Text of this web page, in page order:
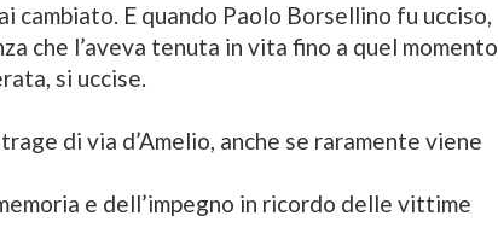
cambiato. E quando Paolo Borsellino fu ucciso,
che l’aveva tenuta in vita fino a quel momento
si uccise.
di via d’Amelio, anche se raramente viene
e dell’impegno in ricordo delle vittime